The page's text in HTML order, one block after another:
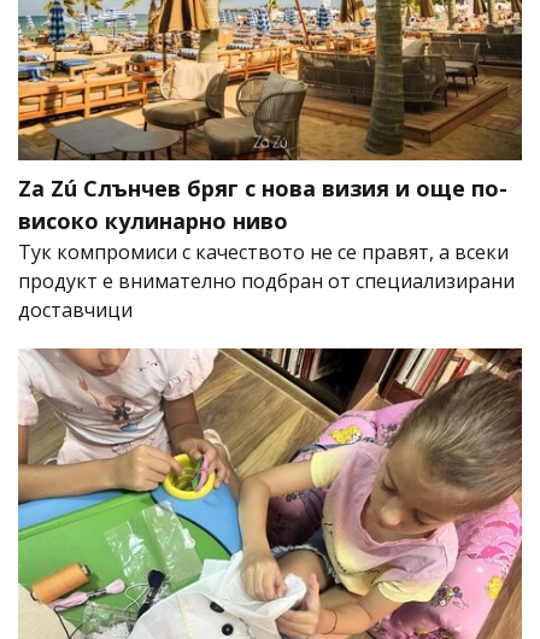
Za Zú Слънчев бряг с нова визия и още по-
високо кулинарно ниво
Тук компромиси с качеството не се правят, а всеки
продукт е внимателно подбран от специализирани
доставчици